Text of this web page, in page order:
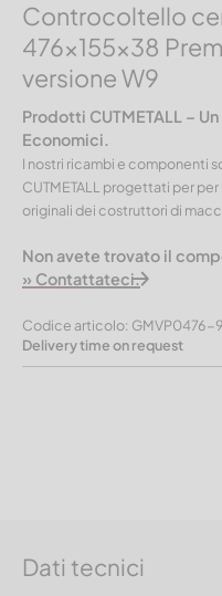
Controcoltello
476x155x38
versione W9
Prodotti CUTMETALL –
Economici.
I nostri ricambi e componenti
CUTMETALL progettati per
originali dei costruttori di
Non avete trovato il
» Contattateci.
Codice articolo: GMVP0476-
Delivery time on request
Dati tecnici